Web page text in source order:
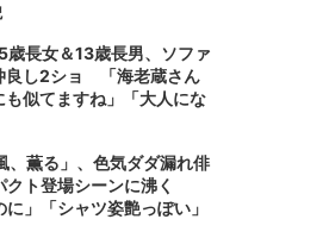
歳長女＆13歳長男、ソファ
良し2ショ 「海老蔵さん
も似てますね」「大人にな
、薫る」、色気ダダ漏れ俳
クト登場シーンに沸く
に」「シャツ姿艶っぽい」